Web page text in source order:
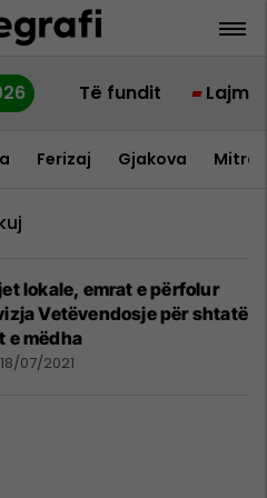
Të fundit Lajme
Ferizaj Gjakova
lokale, emrat e përfolur
Vetëvendosje për shtatë
e mëdha
18/07/2021